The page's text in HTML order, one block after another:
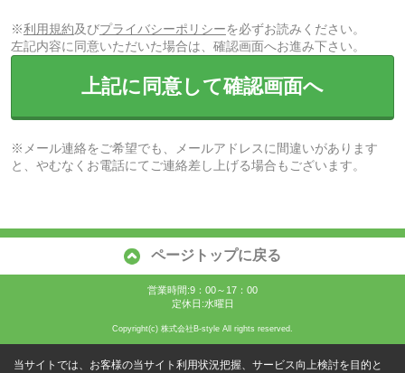
※利用規約及びプライバシーポリシーを必ずお読みください。
左記内容に同意いただいた場合は、確認画面へお進み下さい。
上記に同意して確認画面へ
※メール連絡をご希望でも、メールアドレスに間違いがあります
と、やむなくお電話にてご連絡差し上げる場合もございます。
ページトップに戻る
営業時間:9：00～17：00
定休日:水曜日
Copyright(c) 株式会社B-style All rights reserved.
当サイトでは、お客様の当サイト利用状況把握、サービス向上検討を目的と